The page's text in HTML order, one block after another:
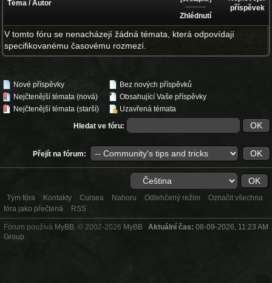
Téma /Autor
Zhlédnutí
příspěvek
V tomto fóru se nenacházejí žádná témata, která odpovídají
specifikovanému časovému rozmezí.
Nové příspěvky
Nejčtenější témata (nová)
Nejčtenější témata (starší)
Bez nových příspěvků
Obsahující Vaše příspěvky
Uzavřená témata
Hledat ve fóru:
Přejít na fórum:
Tým fóra Kontakty Cursea Nahoru Odlehčený režim
Označit všechna
fóra jako přečtená
RSS
Aktuální čas: 08-09-2026, 11:23 AM
Fórum používá MyBB , © 2002-2026 MyBB
Group